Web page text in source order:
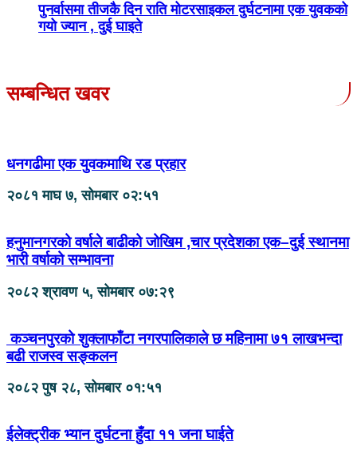
पुनर्वासमा तीजकै दिन राति मोटरसाइकल दुर्घटनामा एक युवकको
गयो ज्यान , दुई घाइते
सम्बन्धित खवर
धनगढीमा एक युवकमाथि रड प्रहार
२०८१ माघ ७, सोमबार ०२:५१
हनुमानगरको वर्षाले बाढीको जोखिम ,चार प्रदेशका एक–दुई स्थानमा
भारी वर्षाको सम्भावना
२०८२ श्रावण ५, सोमबार ०७:२९
कञ्चनपुरको शुक्लाफाँटा नगरपालिकाले छ महिनामा ७१ लाखभन्दा
बढी राजस्व सङ्कलन
२०८२ पुष २८, सोमबार ०१:५१
ईलेक्ट्रीक भ्यान दुर्घटना हुँदा ११ जना घाईते